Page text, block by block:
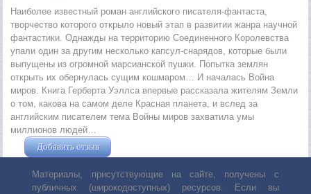
Наиболее известный роман английского писателя-фантаста,
творчество которого открыло новый этап в развитии жанра научной
фантастики. Однажды на территорию Соединенного Королевства
упали один за другим несколько капсул-снарядов, которые были
выпущены из огромной марсианской пушки. Попытка землян
открыть их обернулась сущим кошмаром… И началась Война
миров. Книга Герберта Уэллса впервые рассказала жителям Земли
о том, какова на самом деле Красная планета, и вслед за
английским писателем тема Войны миров захватила умы
миллионов людей…
Добавить отзыв
Материалы, присутствующие на сайте, получены с
публичных (широкодоступных) ресурсов. Если вы